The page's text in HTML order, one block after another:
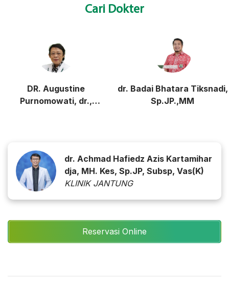
Cari Dokter
DR. Augustine
Purnomowati, dr.,
dr. Badai Bhatara Tiksnadi,
Sp.JP.,MM
dr. Achmad Hafiedz Azis Kartamihar
dja, MH. Kes, Sp.JP, Subsp, Vas(K)
KLINIK JANTUNG
Reservasi Online